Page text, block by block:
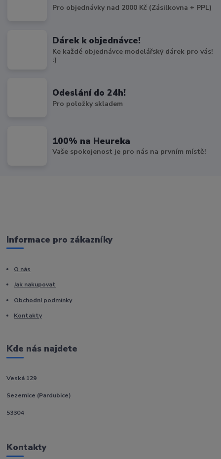
Pro objednávky nad 2000 Kč (Zásilkovna + PPL)
Dárek k objednávce!
Ke každé objednávce modelářský dárek pro vás!
:)
Odeslání do 24h!
Pro položky skladem
100% na Heureka
Vaše spokojenost je pro nás na prvním místě!
Informace pro zákazníky
O nás
Jak nakupovat
Obchodní podmínky
Kontakty
Kde nás najdete
Veská 129
Sezemice (Pardubice)
53304
Kontakty